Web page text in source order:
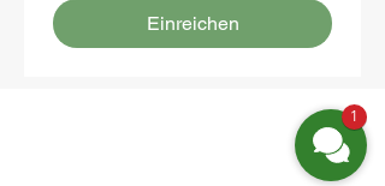
Einreichen
1